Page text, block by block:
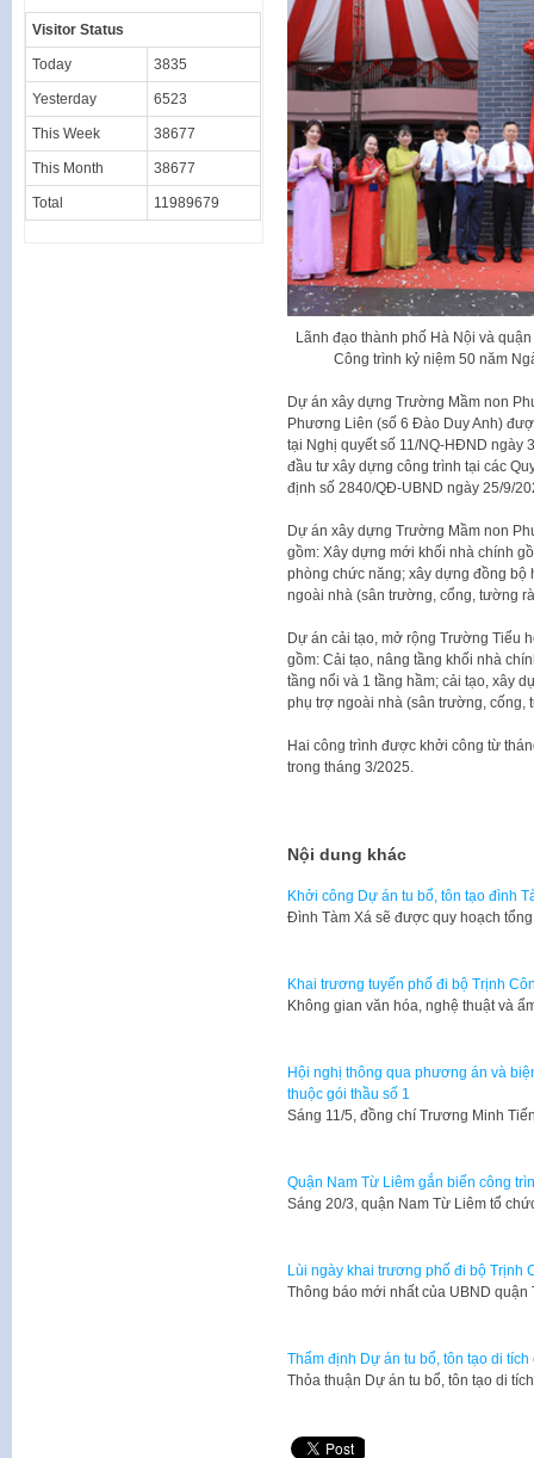
Lãnh đạo thành phố Hà Nội và
Công trình kỷ niệm 50 năm
Dự án xây dựng Trường Mầm non
Phương Liên (số 6 Đào Duy Anh)
tại Nghị quyết số 11/NQ-HĐND ngày
đầu tư xây dựng công trình tại các
định số 2840/QĐ-UBND ngày 25/9/
Dự án xây dựng Trường Mầm non
gồm: Xây dựng mới khối nhà chính
phòng chức năng; xây dựng đồng bộ
ngoài nhà (sân trường, cổng, tường
Dự án cải tạo, mở rộng Trường Tiểu
gồm: Cải tạo, nâng tầng khối nhà
tầng nổi và 1 tầng hầm; cải tạo, xây
phụ trợ ngoài nhà (sân trường, cống,
Hai công trình được khởi công từ
trong tháng 3/2025.
Nội dung khác
Khởi công Dự án tu bổ, tôn tạo đình
Đình Tàm Xá sẽ được quy hoạch
Khai trương tuyến phố đi bộ Trịnh
Không gian văn hóa, nghệ thuật và
Hội nghị thông qua phương án và
thuộc gói thầu số 1
Sáng 11/5, đồng chí Trương Minh
Quận Nam Từ Liêm gắn biển công
Sáng 20/3, quận Nam Từ Liêm tổ
Lùi ngày khai trương phố đi bộ Trịnh
Thông báo mới nhất của UBND
Thẩm định Dự án tu bổ, tôn tạo di
Thỏa thuận Dự án tu bổ, tôn tạo di
Visitor Status
Today 3835
Yesterday 6523
This Week 38677
This Month 38677
Total 11989679